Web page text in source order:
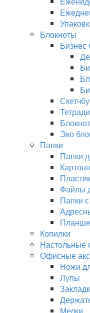
Блокноты
Бизнес
Тетради
Эко
Папки
Папки
Файлы
Папки
Копилки
Настольные
Офисные
Ножи
Лупы